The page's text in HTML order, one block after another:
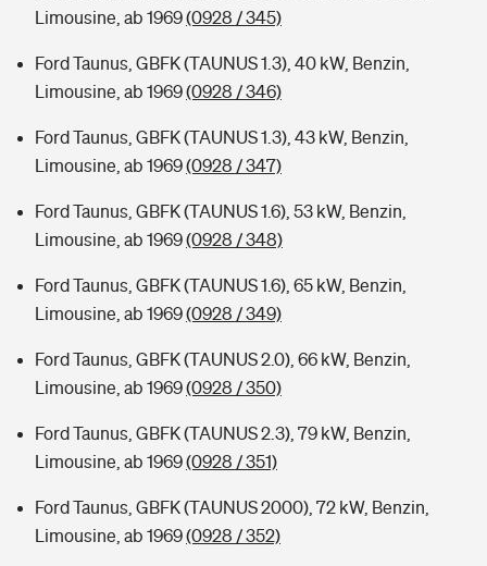
Limousine, ab 1969(0928 / 345)
Ford Taunus, GBFK (TAUNUS 1.3), 40 kW, Benzin,
Limousine, ab 1969(0928 / 346)
Ford Taunus, GBFK (TAUNUS 1.3), 43 kW, Benzin,
Limousine, ab 1969(0928 / 347)
Ford Taunus, GBFK (TAUNUS 1.6), 53 kW, Benzin,
Limousine, ab 1969(0928 / 348)
Ford Taunus, GBFK (TAUNUS 1.6), 65 kW, Benzin,
Limousine, ab 1969(0928 / 349)
Ford Taunus, GBFK (TAUNUS 2.0), 66 kW, Benzin,
Limousine, ab 1969(0928 / 350)
Ford Taunus, GBFK (TAUNUS 2.3), 79 kW, Benzin,
Limousine, ab 1969(0928 / 351)
Ford Taunus, GBFK (TAUNUS 2000), 72 kW, Benzin,
Limousine, ab 1969(0928 / 352)